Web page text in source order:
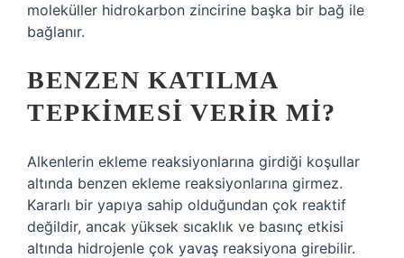
moleküller hidrokarbon zincirine başka bir bağ ile
bağlanır.
BENZEN KATILMA
TEPKIMESI VERIR MI?
Alkenlerin ekleme reaksiyonlarına girdiği koşullar
altında benzen ekleme reaksiyonlarına girmez.
Kararlı bir yapıya sahip olduğundan çok reaktif
değildir, ancak yüksek sıcaklık ve basınç etkisi
altında hidrojenle çok yavaş reaksiyona girebilir.